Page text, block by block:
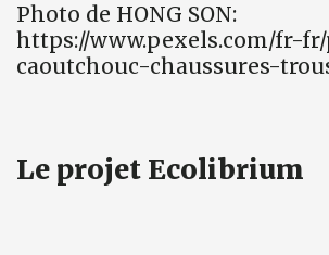
Photo de HONG SON:
https://www.pexels.com/fr-
caoutchouc-chaussures-
Le projet Ecolibrium